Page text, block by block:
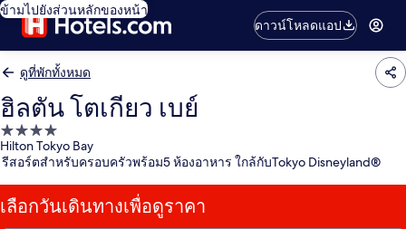
ข้ามไปยังส่วนหลักของหน้า
ดาวน์โหลดแอป
ดูที่พักทั้งหมด
ฮิลตัน โตเกียว เบย์
ที่พัก
4.0
Hilton Tokyo Bay
รีสอร์ตสำหรับครอบครัวพร้อม5 ห้องอาหาร ใกล้กับTokyo Disneyland®
เลือกวันเดินทางเพื่อดูราคา